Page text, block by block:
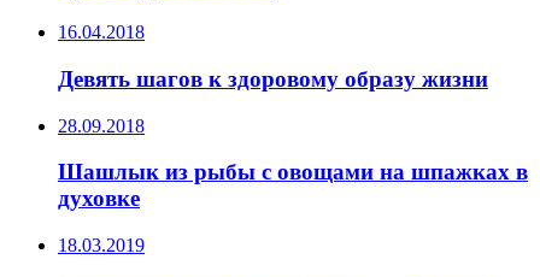
16.04.2018
Девять шагов к здоровому образу жизни
28.09.2018
Шашлык из рыбы с овощами на шпажках в
духовке
18.03.2019